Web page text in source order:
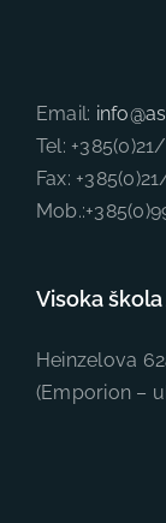
Email:
Tel:
Fax:
Visoka
Heinzelova
(Emporion –